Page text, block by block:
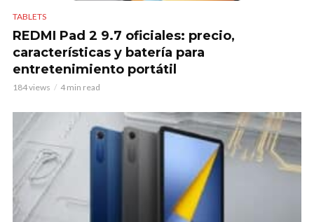
TABLETS
REDMI Pad 2 9.7 oficiales: precio,
características y batería para
entretenimiento portátil
184 views 4 min read